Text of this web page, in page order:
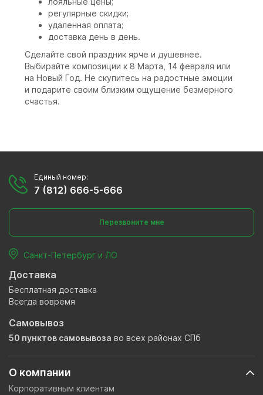
регулярные скидки;
удаленная оплата;
доставка день в день.
Сделайте свой праздник ярче и душевнее.
Выбирайте композиции к 8 Марта, 14 февраля или
на Новый Год. Не скупитесь на радостные эмоции
и подарите своим близким ощущение безмерного
счастья.
О компании
Корпоративным клиентам
Единый номер:
7 (812) 666-5-666
Перезвоните мне
Санкт-Петербург и ЛО
Доставка
Бесплатная доставка
Всегда вовремя
Самовывоз
50 пунктов самовывоза во всех районах СПб